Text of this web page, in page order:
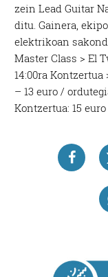
zein Lead Guitar
ditu. Gainera,
elektrikoan
Master Class > El
14:00ra Kontzertua
– 13 euro /
Kontzertua: 15 euro